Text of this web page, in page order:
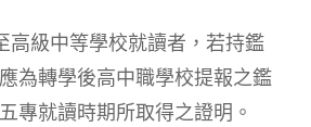
高級中等學校就讀者，若持鑑
為轉學後高中職學校提報之鑑
專就讀時期所取得之證明。